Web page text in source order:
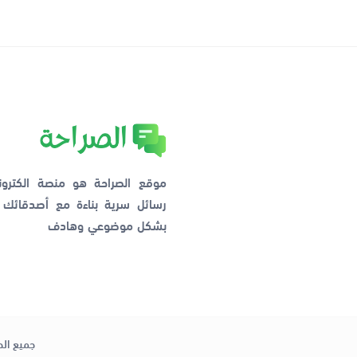
موقع الصراحة هو منصة
رسائل سرية بناءة مع
بشكل موضوعي وهادف
جميع